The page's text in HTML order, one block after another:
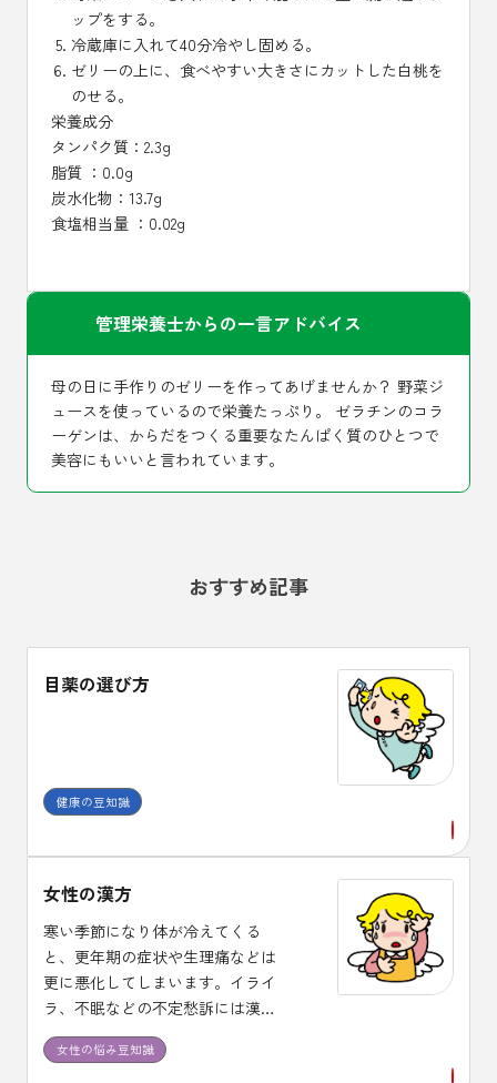
ップをする。
冷蔵庫に入れて40分冷やし固める。
ゼリーの上に、食べやすい大きさにカットした白桃を
のせる。
栄養成分
タンパク質：2.3g
脂質 ：0.0g
炭水化物：13.7g
食塩相当量 ：0.02g
管理栄養士からの一言アドバイス
母の日に手作りのゼリーを作ってあげませんか？ 野菜ジ
ュースを使っているので栄養たっぷり。 ゼラチンのコラ
ーゲンは、からだをつくる重要なたんぱく質のひとつで
美容にもいいと言われています。
おすすめ記事
目薬の選び方
健康の豆知識
女性の漢方
寒い季節になり体が冷えてくる
と、更年期の症状や生理痛などは
更に悪化してしまいます。イライ
ラ、不眠などの不定愁訴には漢方
治療が適しており、体質に合った
漢方薬を１ヶ月程度は継続して服
女性の悩み豆知識